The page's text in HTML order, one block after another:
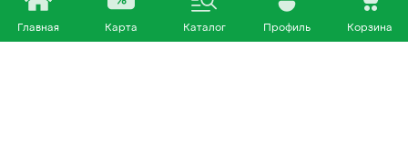
Главная Карта Каталог Профиль Корзина